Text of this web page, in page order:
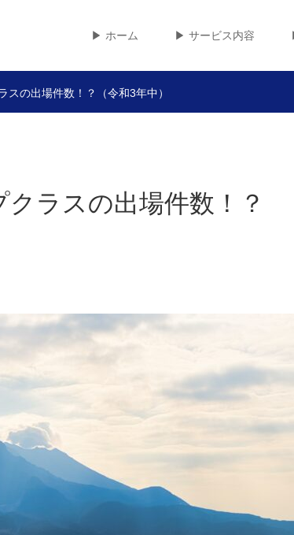
▶︎ ホーム ▶︎ サービス内容
スの出場件数！？（令和3年中）
ラスの出場件数！？